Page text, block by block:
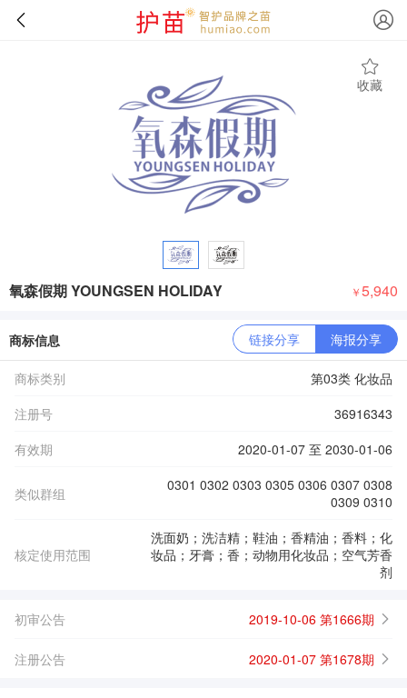
收藏
氧森假期 YOUNGSEN HOLIDAY ￥5,940
商标信息 链接分享 海报分享
商标类别
第03类 化妆品
注册号
36916343
有效期
2020-01-07 至 2030-01-06
类似群组
0301 0302 0303 0305 0306 0307 0308
0309 0310
核定使用范围
洗面奶；洗洁精；鞋油；香精油；香料；化
妆品；牙膏；香；动物用化妆品；空气芳香
剂
初审公告 2019-10-06 第1666期
注册公告 2020-01-07 第1678期